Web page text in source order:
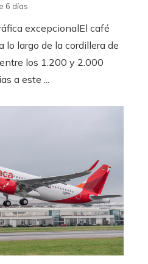
6 días
excepcionalEl café
lo largo de la cordillera de
los 1.200 y 2.000
a este ...